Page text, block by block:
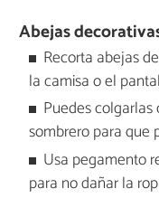
Abejas
Recorta abejas
la camisa o el
Puedes
sombrero para que
Usa pegamento
para no dañar la